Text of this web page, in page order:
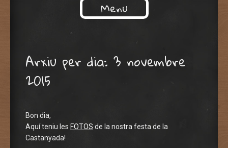
Menu
Arxiu per dia: 3 novembre
2015
Bon dia,
Aquí teniu les FOTOS de la nostra festa de la
Castanyada!